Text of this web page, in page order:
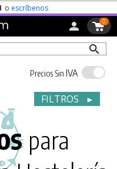
por
0
Precios Sin IVA
FILTROS ►
para